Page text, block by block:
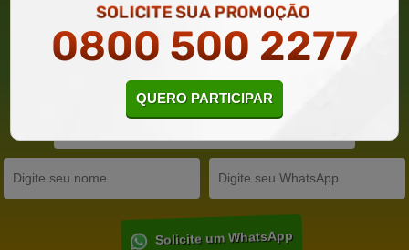
GANHE ATÉ 50% DE DESCONTO
3 CERTIFICADOS POR APENAS 119,80. INFORME SEU E-MAIL,
NOME E TELEFONE PARA PARTICIPAR POR WHATSAPP
Solicite um WhatsApp
SOLICITE SUA PROMOÇÃO
0800 500 2277
QUERO PARTICIPAR